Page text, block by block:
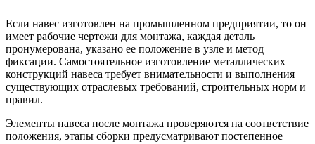
Если навес изготовлен на промышленном предприятии, то он
имеет рабочие чертежи для монтажа, каждая деталь
пронумерована, указано ее положение в узле и метод
фиксации. Самостоятельное изготовление металлических
конструкций навеса требует внимательности и выполнения
существующих отраслевых требований, строительных норм и
правил.
Элементы навеса после монтажа проверяются на соответствие
положения, этапы сборки предусматривают постепенное